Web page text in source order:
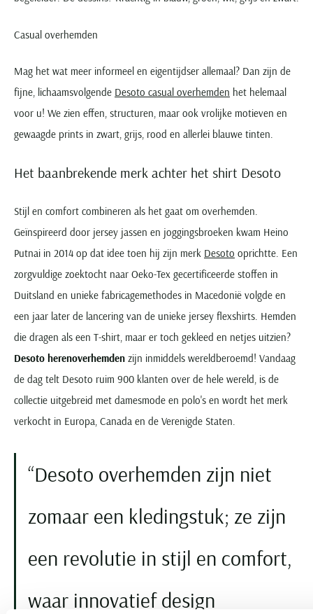
Casual overhemden
Mag het wat meer informeel en eigentijdser allemaal? Dan zijn de
fijne, lichaamsvolgende Desoto casual overhemden het helemaal
voor u! We zien effen, structuren, maar ook vrolijke motieven en
gewaagde prints in zwart, grijs, rood en allerlei blauwe tinten.
Het baanbrekende merk achter het shirt Desoto
Stijl en comfort combineren als het gaat om overhemden.
Geïnspireerd door jersey jassen en joggingsbroeken kwam Heino
Putnai in 2014 op dat idee toen hij zijn merk Desoto oprichtte. Een
zorgvuldige zoektocht naar Oeko-Tex gecertificeerde stoffen in
Duitsland en unieke fabricagemethodes in Macedonië volgde en
een jaar later de lancering van de unieke jersey flexshirts. Hemden
die dragen als een T-shirt, maar er toch gekleed en netjes uitzien?
Desoto herenoverhemden zijn inmiddels wereldberoemd! Vandaag
de dag telt Desoto ruim 900 klanten over de hele wereld, is de
collectie uitgebreid met damesmode en polo's en wordt het merk
verkocht in Europa, Canada en de Verenigde Staten.
Desoto overhemden zijn niet
zomaar een kledingstuk; ze zijn
een revolutie in stijl en comfort,
waar innovatief design